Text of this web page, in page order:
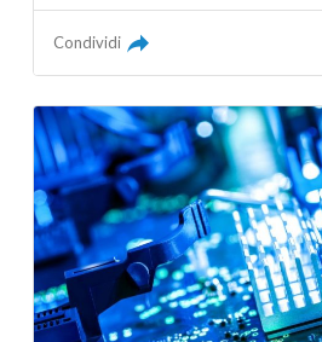
Condividi